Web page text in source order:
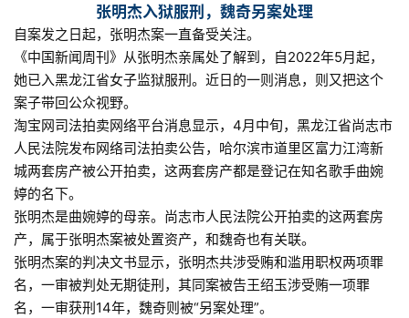
张明杰入狱服刑，魏奇另案处理
自案发之日起，张明杰案一直备受关注。
《中国新闻周刊》从张明杰亲属处了解到，自2022年5月起，
她已入黑龙江省女子监狱服刑。近日的一则消息，则又把这个
案子带回公众视野。
淘宝网司法拍卖网络平台消息显示，4月中旬，黑龙江省尚志市
人民法院发布网络司法拍卖公告，哈尔滨市道里区富力江湾新
城两套房产被公开拍卖，这两套房产都是登记在知名歌手曲婉
婷的名下。
张明杰是曲婉婷的母亲。尚志市人民法院公开拍卖的这两套房
产，属于张明杰案被处置资产，和魏奇也有关联。
张明杰案的判决文书显示，张明杰共涉受贿和滥用职权两项罪
名，一审被判处无期徒刑，其同案被告王绍玉涉受贿一项罪
名，一审获刑14年，魏奇则被“另案处理”。